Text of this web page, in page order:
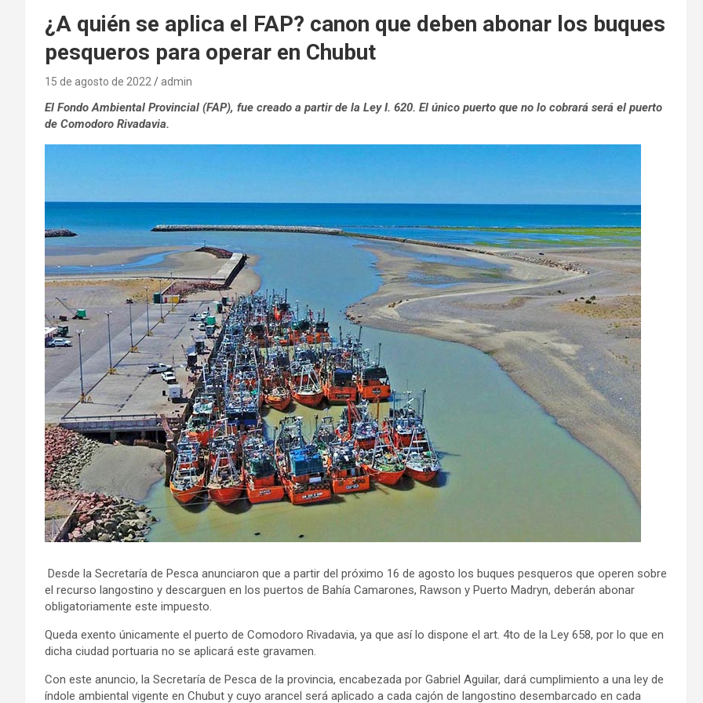
¿A quién se aplica el FAP? canon que deben abonar los buques
pesqueros para operar en Chubut
15 de agosto de 2022 admin
El Fondo Ambiental Provincial (FAP), fue creado a partir de la Ley I. 620. El único puerto que no lo cobrará será el puerto
de Comodoro Rivadavia.
Desde la Secretaría de Pesca anunciaron que a partir del próximo 16 de agosto los buques pesqueros que operen sobre
el recurso langostino y descarguen en los puertos de Bahía Camarones, Rawson y Puerto Madryn, deberán abonar
obligatoriamente este impuesto.
Queda exento únicamente el puerto de Comodoro Rivadavia, ya que así lo dispone el art. 4to de la Ley 658, por lo que en
dicha ciudad portuaria no se aplicará este gravamen.
Con este anuncio, la Secretaría de Pesca de la provincia, encabezada por Gabriel Aguilar, dará cumplimiento a una ley de
índole ambiental vigente en Chubut y cuyo arancel será aplicado a cada cajón de langostino desembarcado en cada